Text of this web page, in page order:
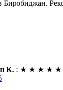
Биробиджан.
К. : ★ ★ ★ ★ ★